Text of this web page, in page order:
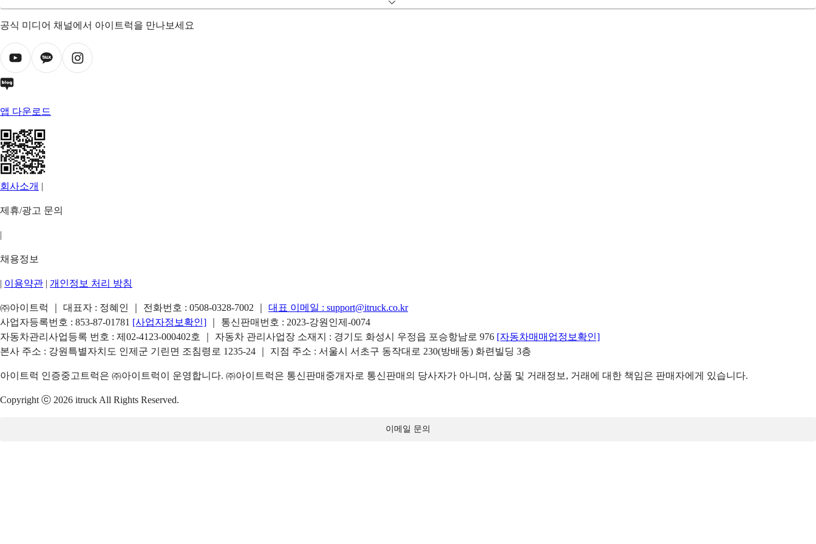
공식 미디어 채널에서 아이트럭을 만나보세요
앱 다운로드
회사소개 |
제휴/광고 문의
|
채용정보
| 이용약관 | 개인정보 처리 방침
㈜아이트럭 ｜ 대표자 : 정혜인 ｜ 전화번호 : 0508-0328-7002 대표 이메일 : support@itruck.co.kr
사업자등록번호 : 853-87-01781 [사업자정보확인]
｜ 통신판매번호 : 2023-강원인제-0074
자동차관리사업등록 번호 : 제02-4123-000402호 ｜ 자동차 관리사업장 소재지 : 경기도 화성시 우정읍 포승항남로 976 [자동차매매업정보확인]
본사 주소 : 강원특별자치도 인제군 기린면 조침령로 1235-24 ｜ 지점 주소 : 서울시 서초구 동작대로 230(방배동) 화련빌딩 3층
아이트럭 인증중고트럭은 ㈜아이트럭이 운영합니다. ㈜아이트럭은 통신판매중개자로 통신판매의 당사자가 아니며, 상품 및 거래정보, 거래에 대한 책임은 판매자에게 있습니다.
Copyright ⓒ 2026 itruck All Rights Reserved.
이메일 문의